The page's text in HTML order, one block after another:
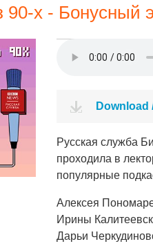
90-х - Бонусный
Download
Русская служба
проходила в
популярные
Алексея
Ирины
Дарьи